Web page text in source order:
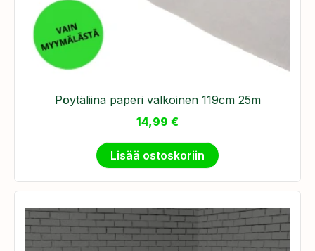
Pöytäliina paperi valkoinen 119cm 25m
14,99 €
Lisää ostoskoriin